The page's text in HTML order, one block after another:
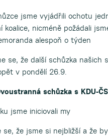
jsme vyjádřili ochotu
koalice, nicméně požádali
alespoň o týden
se, že další schůzka našich
v pondělí 26.9.
schůzka s KDU-
jsme iniciovali my
se, že jsme si nejbližší a že